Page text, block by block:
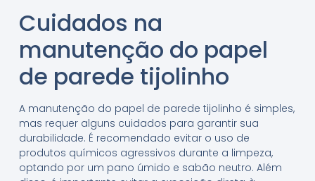
Cuidados na
manutenção do papel
de parede tijolinho
A manutenção do papel de parede tijolinho é simples,
mas requer alguns cuidados para garantir sua
durabilidade. É recomendado evitar o uso de
produtos químicos agressivos durante a limpeza,
optando por um pano úmido e sabão neutro. Além